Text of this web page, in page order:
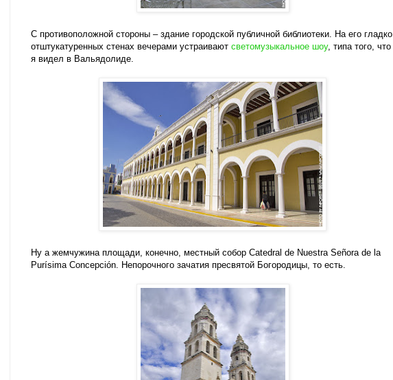
С противоположной стороны – здание городской публичной библиотеки. На его гладко
отштукатуренных стенах вечерами устраивают светомузыкальное шоу, типа того, что
я видел в Вальядолиде.
Ну а жемчужина площади, конечно, местный собор Catedral de Nuestra Señora de la
Purísima Concepción. Непорочного зачатия пресвятой Богородицы, то есть.